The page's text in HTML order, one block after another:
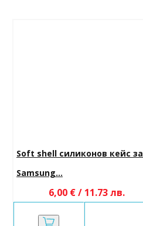
Soft shell силиконов кейс за
Samsung...
6,00 € / 11.73 лв.